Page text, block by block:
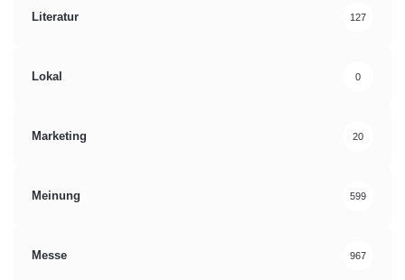
Literatur 127
Lokal 0
Marketing 20
Meinung 599
Messe 967